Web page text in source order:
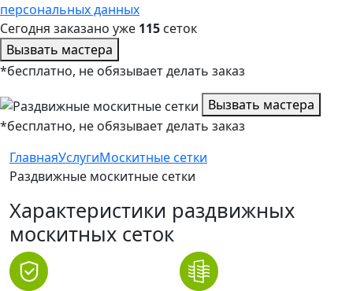
персональных данных
Сегодня заказано уже 115 сеток
Вызвать мастера
*бесплатно, не обязывает делать заказ
Вызвать мастера
*бесплатно, не обязывает делать заказ
ГлавнаяУслугиМоскитные сетки
Раздвижные москитные сетки
Характеристики раздвижных
москитных сеток